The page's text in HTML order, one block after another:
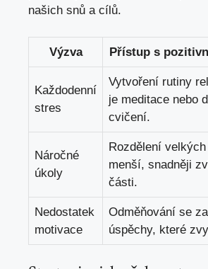
našich snů a cílů.
Výzva Přístup s
Každodenní
stres
Vytvoření rutiny
je meditace nebo
cvičení.
Náročné
úkoly
Rozdělení
menší, snadněji
části.
Nedostatek
motivace
Odměňování se
úspěchy, které